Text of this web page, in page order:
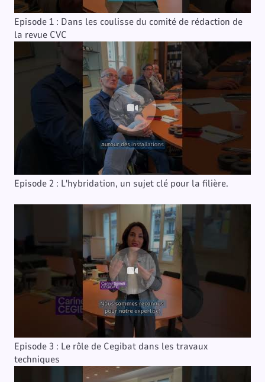
Episode 1 : Dans les coulisse du comité de rédaction de
la revue CVC
Episode 2 : L'hybridation, un sujet clé pour la filière.
Episode 3 : Le rôle de Cegibat dans les travaux
techniques